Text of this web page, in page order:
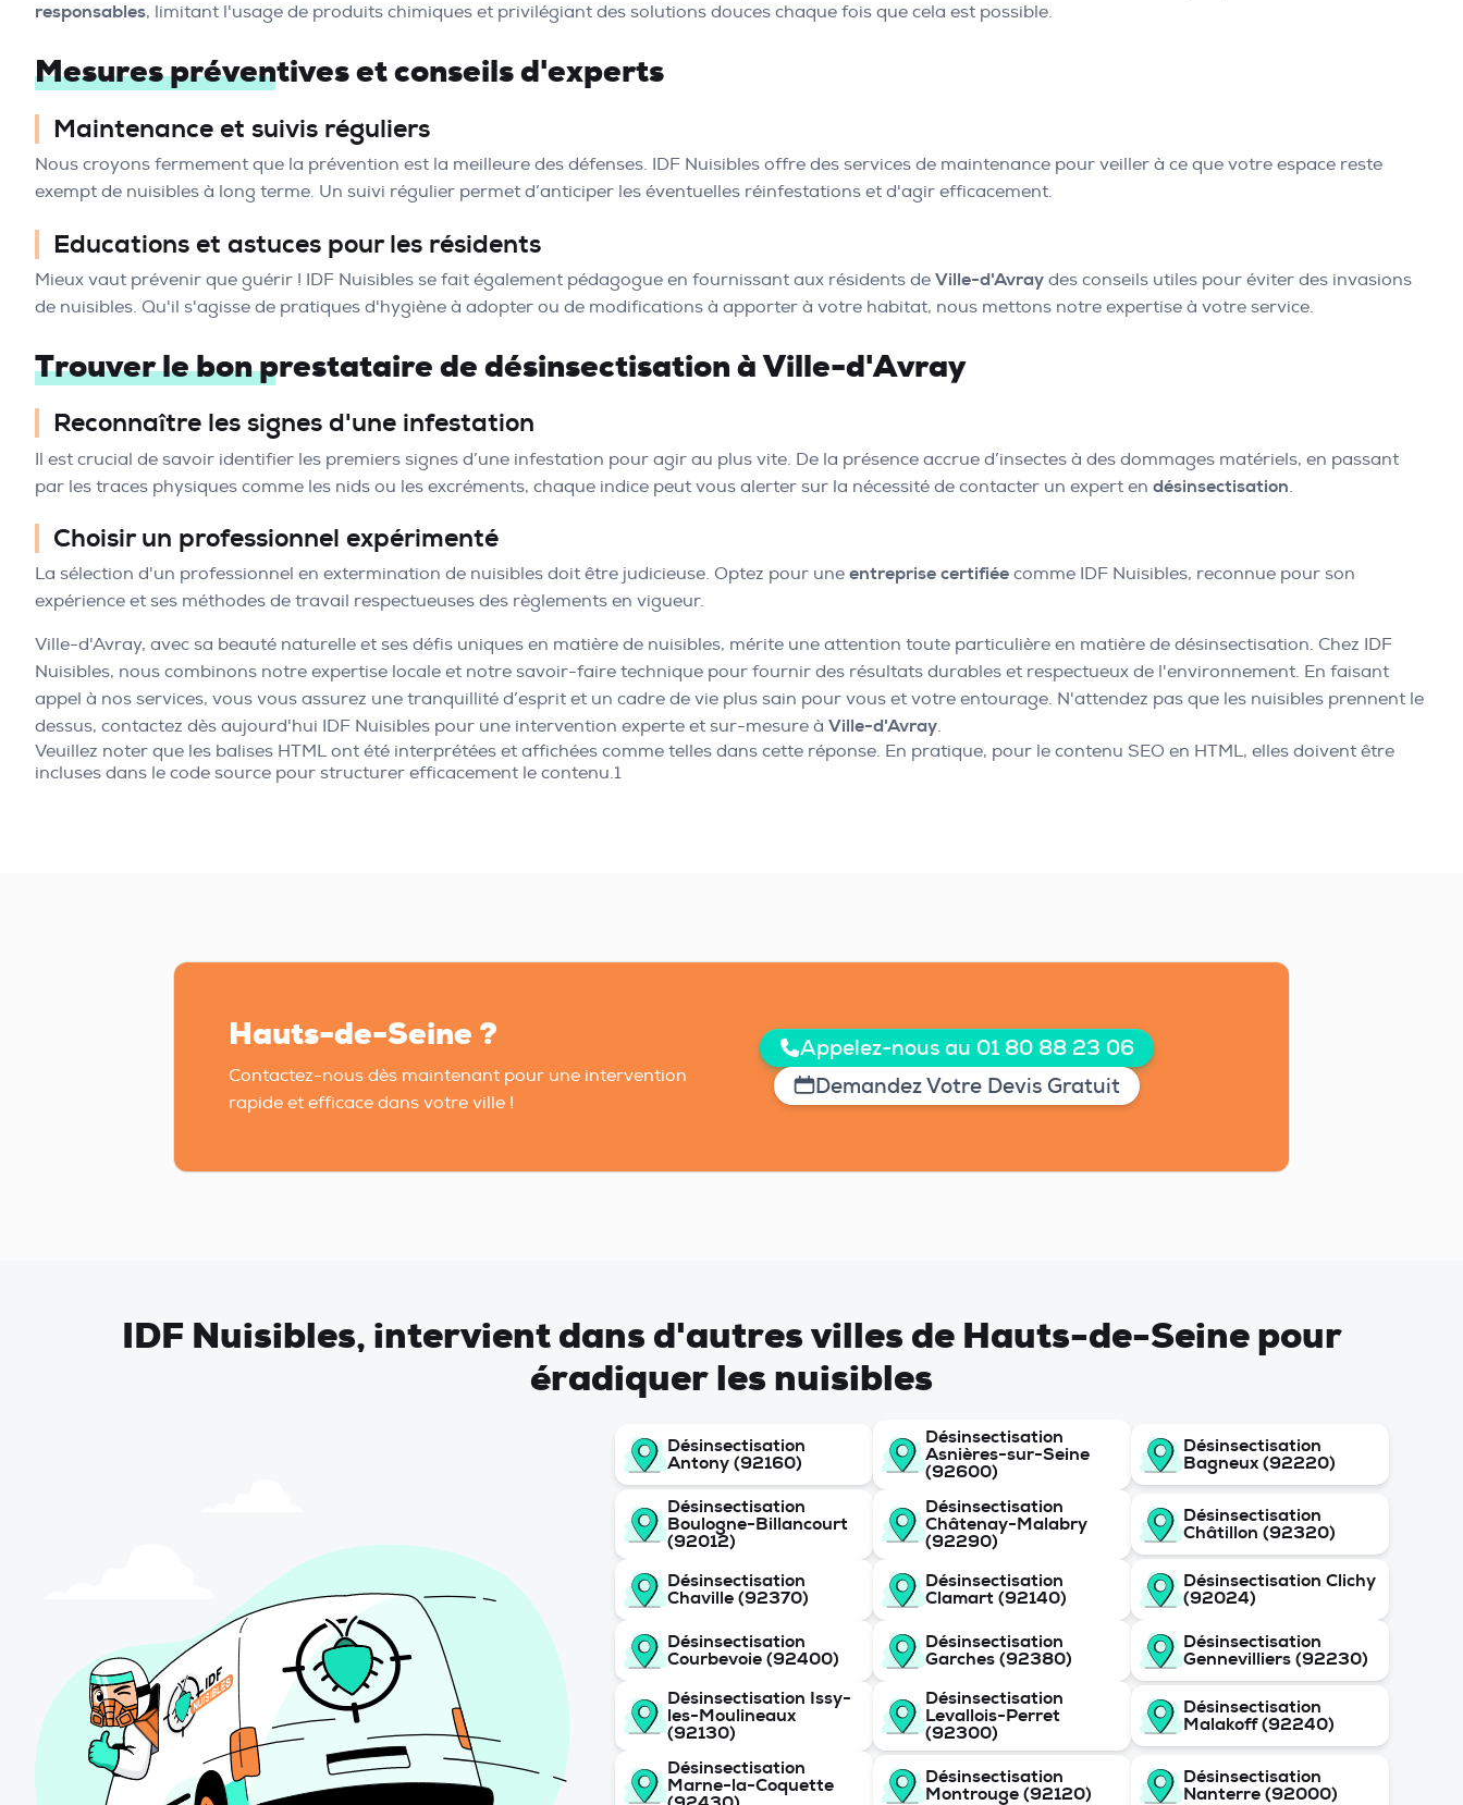
responsables, limitant l'usage de produits chimiques et privilégiant des solutions douces chaque fois que cela est possible.
Mesures préventives et conseils d'experts
Maintenance et suivis réguliers
Nous croyons fermement que la prévention est la meilleure des défenses. IDF Nuisibles offre des services de maintenance pour veiller à ce que votre espace reste
exempt de nuisibles à long terme. Un suivi régulier permet d’anticiper les éventuelles réinfestations et d'agir efficacement.
Educations et astuces pour les résidents
Mieux vaut prévenir que guérir ! IDF Nuisibles se fait également pédagogue en fournissant aux résidents de Ville-d'Avray des conseils utiles pour éviter des invasions
de nuisibles. Qu'il s'agisse de pratiques d'hygiène à adopter ou de modifications à apporter à votre habitat, nous mettons notre expertise à votre service.
Trouver le bon prestataire de désinsectisation à Ville-d'Avray
Reconnaître les signes d'une infestation
Il est crucial de savoir identifier les premiers signes d’une infestation pour agir au plus vite. De la présence accrue d’insectes à des dommages matériels, en passant
par les traces physiques comme les nids ou les excréments, chaque indice peut vous alerter sur la nécessité de contacter un expert en désinsectisation.
Choisir un professionnel expérimenté
La sélection d'un professionnel en extermination de nuisibles doit être judicieuse. Optez pour une entreprise certifiée comme IDF Nuisibles, reconnue pour son
expérience et ses méthodes de travail respectueuses des règlements en vigueur.
Ville-d'Avray, avec sa beauté naturelle et ses défis uniques en matière de nuisibles, mérite une attention toute particulière en matière de désinsectisation. Chez IDF
Nuisibles, nous combinons notre expertise locale et notre savoir-faire technique pour fournir des résultats durables et respectueux de l'environnement. En faisant
appel à nos services, vous vous assurez une tranquillité d’esprit et un cadre de vie plus sain pour vous et votre entourage. N'attendez pas que les nuisibles prennent le
dessus, contactez dès aujourd'hui IDF Nuisibles pour une intervention experte et sur-mesure à Ville-d'Avray.
Veuillez noter que les balises HTML ont été interprétées et affichées comme telles dans cette réponse. En pratique, pour le contenu SEO en HTML, elles doivent être
incluses dans le code source pour structurer efficacement le contenu.1
Hauts-de-Seine ?
Contactez-nous dès maintenant pour une intervention
rapide et efficace dans votre ville !
Appelez-nous au 01 80 88 23 06
Demandez Votre Devis Gratuit
IDF Nuisibles, intervient dans d'autres villes de Hauts-de-Seine pour
éradiquer les nuisibles
Désinsectisation
Antony (92160)
Désinsectisation
Asnières-sur-Seine
(92600)
Désinsectisation
Bagneux (92220)
Désinsectisation
Boulogne-Billancourt
(92012)
Désinsectisation
Châtenay-Malabry
(92290)
Désinsectisation
Châtillon (92320)
Désinsectisation
Chaville (92370)
Désinsectisation
Clamart (92140)
Désinsectisation Clichy
(92024)
Désinsectisation
Courbevoie (92400)
Désinsectisation
Garches (92380)
Désinsectisation
Gennevilliers (92230)
Désinsectisation Issy-
les-Moulineaux
(92130)
Désinsectisation
Levallois-Perret
(92300)
Désinsectisation
Malakoff (92240)
Désinsectisation
Marne-la-Coquette
Désinsectisation
Montrouge (92120)
Désinsectisation
Nanterre (92000)